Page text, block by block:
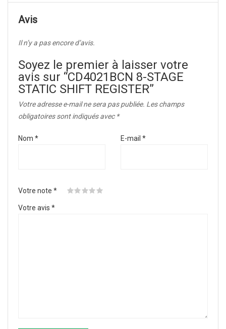
Avis
Il n’y a pas encore d’avis.
Soyez le premier à laisser votre
avis sur “CD4021BCN 8-STAGE
STATIC SHIFT REGISTER”
Votre adresse e-mail ne sera pas publiée. Les champs
obligatoires sont indiqués avec *
Nom * E-mail *
Votre note *
Votre avis *